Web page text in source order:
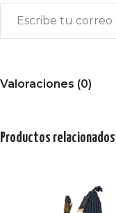
Valoraciones (0)
Productos relacionados